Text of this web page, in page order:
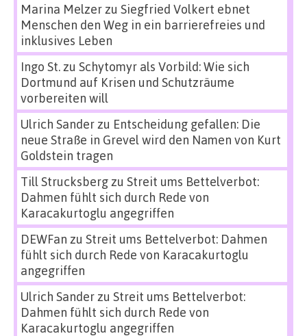
Marina Melzerzu Siegfried Volkert ebnet
Menschen den Weg in ein barrierefreies und
inklusives Leben
Ingo St.zu Schytomyr als Vorbild: Wie sich
Dortmund auf Krisen und Schutzräume
vorbereiten will
Ulrich Sanderzu Entscheidung gefallen: Die
neue Straße in Grevel wird den Namen von Kurt
Goldstein tragen
Till Strucksbergzu Streit ums Bettelverbot:
Dahmen fühlt sich durch Rede von
Karacakurtoglu angegriffen
DEWFan zu Streit ums Bettelverbot: Dahmen
fühlt sich durch Rede von Karacakurtoglu
angegriffen
Ulrich Sanderzu Streit ums Bettelverbot:
Dahmen fühlt sich durch Rede von
Karacakurtoglu angegriffen